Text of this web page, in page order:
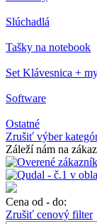
Slúchadlá
Tašky na notebook
Set Klávesnica +
Software
Ostatné
Zrušiť výber
Záleží nám na
Cena od - do:
Zrušiť cenový filter